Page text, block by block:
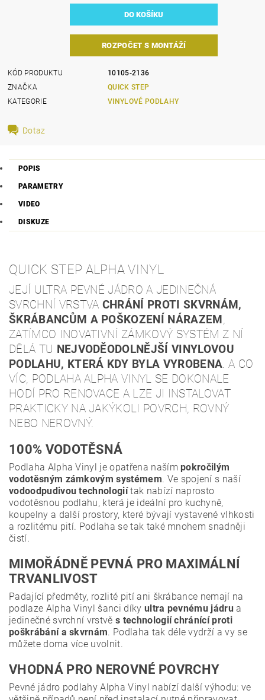
ROZPOČET S MONTÁŽÍ
KÓD PRODUKTU
10105-2136
ZNAČKA
QUICK STEP
KATEGORIE
VINYLOVÉ PODLAHY
Dotaz
POPIS
PARAMETRY
VIDEO
DISKUZE
QUICK STEP ALPHA VINYL
JEJÍ ULTRA PEVNÉ JÁDRO A JEDINEČNÁ
SVRCHNÍ VRSTVA CHRÁNÍ PROTI SKVRNÁM,
ŠKRÁBANCŮM A POŠKOZENÍ NÁRAZEM ,
ZATÍMCO INOVATIVNÍ ZÁMKOVÝ SYSTÉM Z NÍ
DĚLÁ TU NEJVODĚODOLNĚJŠÍ VINYLOVOU
PODLAHU, KTERÁ KDY BYLA VYROBENA. A CO
VÍC, PODLAHA ALPHA VINYL SE DOKONALE
HODÍ PRO RENOVACE A LZE JI INSTALOVAT
PRAKTICKY NA JAKÝKOLI POVRCH, ROVNÝ
NEBO NEROVNÝ.
100% VODOTĚSNÁ
Podlaha Alpha Vinyl je opatřena našímpokročilým
vodotěsným zámkovým systémem. Ve spojení s naší
vodoodpudivou technologiítak nabízí naprosto
vodotěsnou podlahu, která je ideální pro kuchyně,
koupelny a další prostory, které bývají vystavené vlhkosti
a rozlitému pití. Podlaha se tak také mnohem snadněji
čistí.
MIMOŘÁDNĚ PEVNÁ PRO MAXIMÁLNÍ
TRVANLIVOST
Padající předměty, rozlité pití ani škrábance nemají na
podlaze Alpha Vinyl šanci díky ultra pevnému jádru a
jedinečné svrchní vrstvěs technologií chránící proti
poškrábání a skvrnám. Podlaha tak déle vydrží a vy se
můžete doma více uvolnit.
VHODNÁ PRO NEROVNÉ POVRCHY
Pevné jádro podlahy Alpha Vinyl nabízí další výhodu: ve